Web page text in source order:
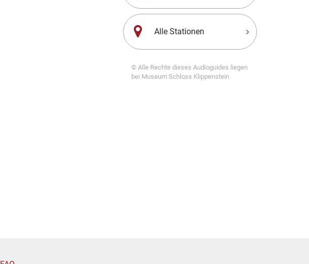
Alle Stationen
© Alle Rechte dieses Audioguides liegen
bei Museum Schloss Klippenstein